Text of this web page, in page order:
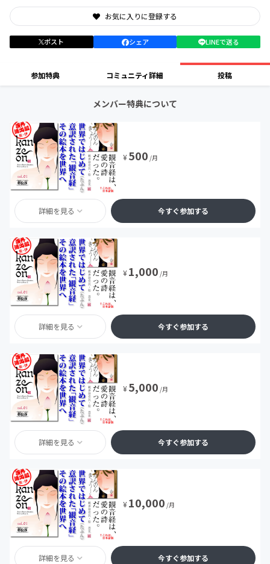
お気に入りに登録する
ポスト シェア LINEで送る
参加特典 コミュニティ詳細 投稿
メンバー特典について
¥500 /月
詳細を見る 今すぐ参加する
¥1,000 /月
詳細を見る 今すぐ参加する
¥5,000 /月
詳細を見る 今すぐ参加する
¥10,000 /月
詳細を見る 今すぐ参加する